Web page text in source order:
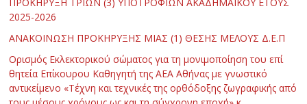
2025-2026
ΑΝΑΚΟΙΝΩΣΗ ΠΡΟΚΗΡΥΞΗΣ ΜΙΑΣ (1) ΘΕΣΗΣ ΜΕΛΟΥΣ Δ.Ε.Π
Ορισμός Εκλεκτορικού σώματος για τη μονιμοποίηση του επί
θητεία Επίκουρου Καθηγητή της ΑΕΑ Αθήνας με γνωστικό
αντικείμενο «Τέχνη και τεχνικές της ορθόδοξης ζωγραφικής από